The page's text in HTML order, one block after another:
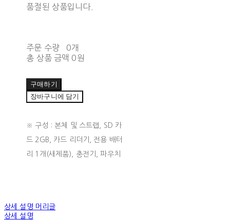
품절된 상품입니다.
주문 수량
0개
총 상품 금액 0원
구매하기
장바구니에 담기
※ 구성 : 본체 및 스트랩, SD 카
드 2GB, 카드 리더기, 전용 배터
리 1개(새제품), 충전기, 파우치
상세 설명 머리글
상세 설명